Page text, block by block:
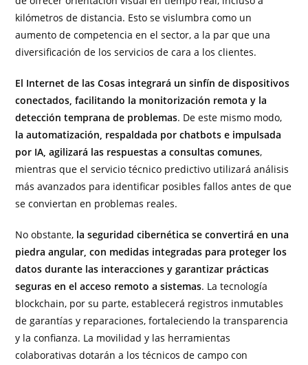
kilómetros de distancia. Esto se vislumbra como un
aumento de competencia en el sector, a la par que una
diversificación de los servicios de cara a los clientes.
El Internet de las Cosas integrará un sinfín de dispositivos
conectados, facilitando la monitorización remota y la
detección temprana de problemas. De este mismo modo,
la automatización, respaldada por chatbots e impulsada
por IA, agilizará las respuestas a consultas comunes,
mientras que el servicio técnico predictivo utilizará análisis
más avanzados para identificar posibles fallos antes de que
se conviertan en problemas reales.
No obstante, la seguridad cibernética se convertirá en una
piedra angular, con medidas integradas para proteger los
datos durante las interacciones y garantizar prácticas
seguras en el acceso remoto a sistemas. La tecnología
blockchain, por su parte, establecerá registros inmutables
de garantías y reparaciones, fortaleciendo la transparencia
y la confianza. La movilidad y las herramientas
colaborativas dotarán a los técnicos de campo con